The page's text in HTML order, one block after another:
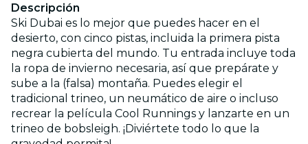
Descripción
Ski Dubai es lo mejor que puedes hacer en el
desierto, con cinco pistas, incluida la primera pista
negra cubierta del mundo. Tu entrada incluye toda
la ropa de invierno necesaria, así que prepárate y
sube a la (falsa) montaña. Puedes elegir el
tradicional trineo, un neumático de aire o incluso
recrear la película Cool Runnings y lanzarte en un
trineo de bobsleigh. ¡Diviértete todo lo que la